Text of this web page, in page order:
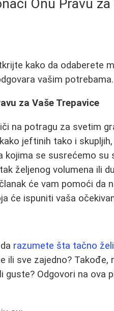
Onu Pravu
kako da odaberete
vašim potrebama.
za Vaše Trepavice
na potragu za svetim
jeftinih tako i
kojima se susrećemo su
željenog volumena ili
će vam pomoći da
će ispuniti vaša
razumete šta tačno
ili sve zajedno?
guste? Odgovori na ova